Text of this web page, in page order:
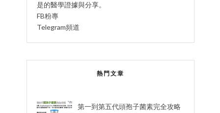
是的醫學證據與分享。
FB粉專
Telegram頻道
熱門文章
第一到第五代頭孢子菌素完全攻略